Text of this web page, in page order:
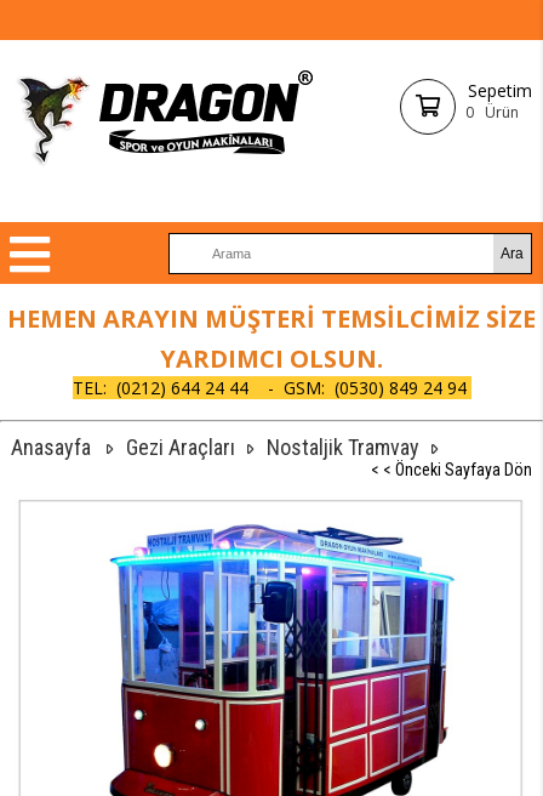
Sepetim
0 Ürün
HEMEN ARAYIN MÜŞTERİ TEMSİLCİMİZ SİZE
YARDIMCI OLSUN.
TEL: (0212) 644 24 44 - GSM: (0530) 849 24 94
Anasayfa Gezi Araçları Nostaljik Tramvay
< < Önceki Sayfaya Dön